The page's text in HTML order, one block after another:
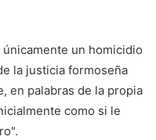
un homicidio
la justicia formoseña
en palabras de la propia
como si le